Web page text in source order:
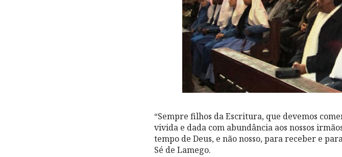
“Sempre filhos da Escritura, que devemos
vivida e dada com abundância aos nossos
tempo de Deus, e não nosso, para receber e
Sé de Lamego.